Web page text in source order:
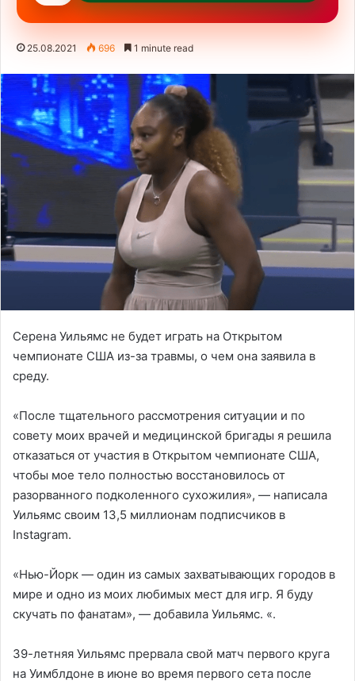
25.08.2021 696 1 minute read
Серена Уильямс не будет играть на Открытом
чемпионате США из-за травмы, о чем она заявила в
среду.
«После тщательного рассмотрения ситуации и по
совету моих врачей и медицинской бригады я решила
отказаться от участия в Открытом чемпионате США,
чтобы мое тело полностью восстановилось от
разорванного подколенного сухожилия», — написала
Уильямс своим 13,5 миллионам подписчиков в
Instagram.
«Нью-Йорк — один из самых захватывающих городов в
мире и одно из моих любимых мест для игр. Я буду
скучать по фанатам», — добавила Уильямс. «.
39-летняя Уильямс прервала свой матч первого круга
на Уимблдоне в июне во время первого сета после